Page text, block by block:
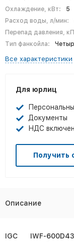
Охлаждение, кВт:
5
Расход воды, л/мин:
Перепад давления,
Тип фанкойла:
Все характеристики
Для юрлиц
Документы
НДС включен
Получить
Описание
IGC IWF-